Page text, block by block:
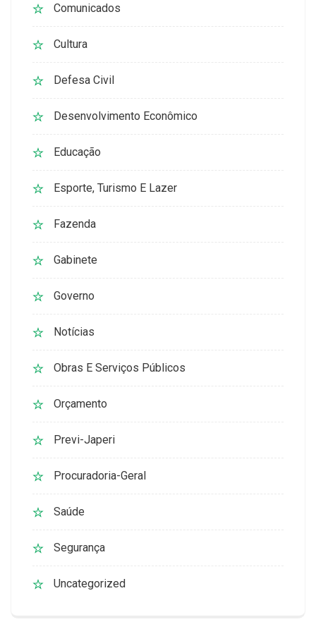
Comunicados
Cultura
Defesa Civil
Desenvolvimento Econômico
Educação
Esporte, Turismo E Lazer
Fazenda
Gabinete
Governo
Notícias
Obras E Serviços Públicos
Orçamento
Previ-Japeri
Procuradoria-Geral
Saúde
Segurança
Uncategorized